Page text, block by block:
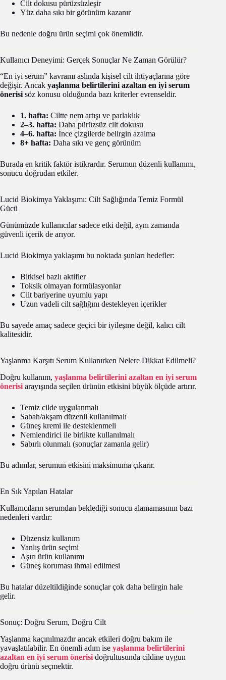
Cilt dokusu pürüzsüzleşir
Yüz daha sıkı bir görünüm kazanır
Bu nedenle doğru ürün seçimi çok önemlidir.
Kullanıcı Deneyimi: Gerçek Sonuçlar Ne Zaman Görülür?
“En iyi serum” kavramı aslında kişisel cilt ihtiyaçlarına göre
değişir. Ancak yaşlanma belirtilerini azaltan en iyi serum
önerisi söz konusu olduğunda bazı kriterler evrenseldir.
1. hafta: Ciltte nem artışı ve parlaklık
2–3. hafta: Daha pürüzsüz cilt dokusu
4–6. hafta: İnce çizgilerde belirgin azalma
8+ hafta: Daha sıkı ve genç görünüm
Burada en kritik faktör istikrardır. Serumun düzenli kullanımı,
sonucu doğrudan etkiler.
Lucid Biokimya Yaklaşımı: Cilt Sağlığında Temiz Formül
Gücü
Günümüzde kullanıcılar sadece etki değil, aynı zamanda
güvenli içerik de arıyor.
Lucid Biokimya yaklaşımı bu noktada şunları hedefler:
Bitkisel bazlı aktifler
Toksik olmayan formülasyonlar
Cilt bariyerine uyumlu yapı
Uzun vadeli cilt sağlığını destekleyen içerikler
Bu sayede amaç sadece geçici bir iyileşme değil, kalıcı cilt
kalitesidir.
Yaşlanma Karşıtı Serum Kullanırken Nelere Dikkat Edilmeli?
Doğru kullanım, yaşlanma belirtilerini azaltan en iyi serum
önerisi arayışında seçilen ürünün etkisini büyük ölçüde artırır.
Temiz cilde uygulanmalı
Sabah/akşam düzenli kullanılmalı
Güneş kremi ile desteklenmeli
Nemlendirici ile birlikte kullanılmalı
Sabırlı olunmalı (sonuçlar zamanla gelir)
Bu adımlar, serumun etkisini maksimuma çıkarır.
En Sık Yapılan Hatalar
Kullanıcıların serumdan beklediği sonucu alamamasının bazı
nedenleri vardır:
Düzensiz kullanım
Yanlış ürün seçimi
Aşırı ürün kullanımı
Güneş koruması ihmal edilmesi
Bu hatalar düzeltildiğinde sonuçlar çok daha belirgin hale
gelir.
Sonuç: Doğru Serum, Doğru Cilt
Yaşlanma kaçınılmazdır ancak etkileri doğru bakım ile
yavaşlatılabilir. En önemli adım ise yaşlanma belirtilerini
azaltan en iyi serum önerisi doğrultusunda cildine uygun
doğru ürünü seçmektir.